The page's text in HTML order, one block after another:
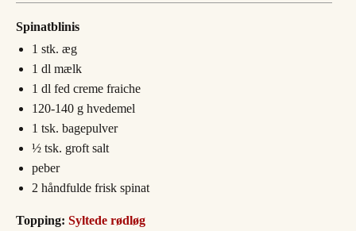
Spinatblinis
1 stk. æg
1 dl mælk
1 dl fed creme fraiche
120-140 g hvedemel
1 tsk. bagepulver
½ tsk. groft salt
peber
2 håndfulde frisk spinat
Topping: Syltede rødløg